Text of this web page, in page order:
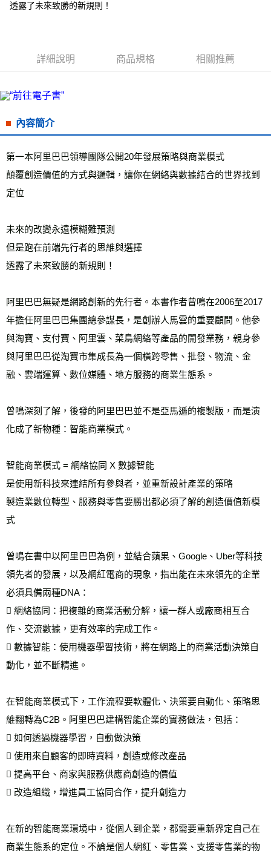
每筆NT$50，滿NT$499(含以上)免運費
每筆NT$60，滿NT$799(含以上)免運費
付款後7-11取貨
宅配
離島宅配
每筆NT$200，滿NT$99,999(含以上)免運費
海外叢書運費
透露了未來致勝的新規則！
詳細說明 商品規格 相關推薦
內容簡介
第一本阿里巴巴領導團隊公開20年發展策略與商業模式
顛覆創造價值的方式與邏輯，讓你在網絡與數據結合的世界找到
定位
未來的改變永遠模糊難預測
但是跑在前端先行者的思維與選擇
透露了未來致勝的新規則！
阿里巴巴無疑是網路創新的先行者。本書作者曾鳴在2006至2017
年擔任阿里巴巴集團總參謀長，是創辦人馬雲的重要顧問。他參
與淘寶、支付寶、阿里雲、菜鳥網絡等產品的開發業務，親身參
與阿里巴巴從淘寶市集成長為一個橫跨零售、批發、物流、金
融、雲端運算、數位媒體、地方服務的商業生態系。
曾鳴深刻了解，後發的阿里巴巴並不是亞馬遜的複製版，而是演
化成了新物種：智能商業模式。
智能商業模式 = 網絡協同 X 數據智能
是使用新科技來連結所有參與者，並重新設計產業的策略
製造業數位轉型、服務與零售要勝出都必須了解的創造價值新模
式
曾鳴在書中以阿里巴巴為例，並結合蘋果、Google、Uber等科技
領先者的發展，以及網紅電商的現象，指出能在未來領先的企業
必須具備兩種DNA：
 網絡協同：把複雜的商業活動分解，讓一群人或廠商相互合
作、交流數據，更有效率的完成工作。
 數據智能：使用機器學習技術，將在網路上的商業活動決策自
動化，並不斷精進。
在智能商業模式下，工作流程要軟體化、決策要自動化、策略思
維翻轉為C2B。阿里巴巴建構智能企業的實務做法，包括：
 如何透過機器學習，自動做決策
 使用來自顧客的即時資料，創造或修改產品
 提高平台、商家與服務供應商創造的價值
 改造組織，增進員工協同合作，提升創造力
在新的智能商業環境中，從個人到企業，都需要重新界定自己在
商業生態系的定位。不論是個人網紅、零售業、支援零售業的物